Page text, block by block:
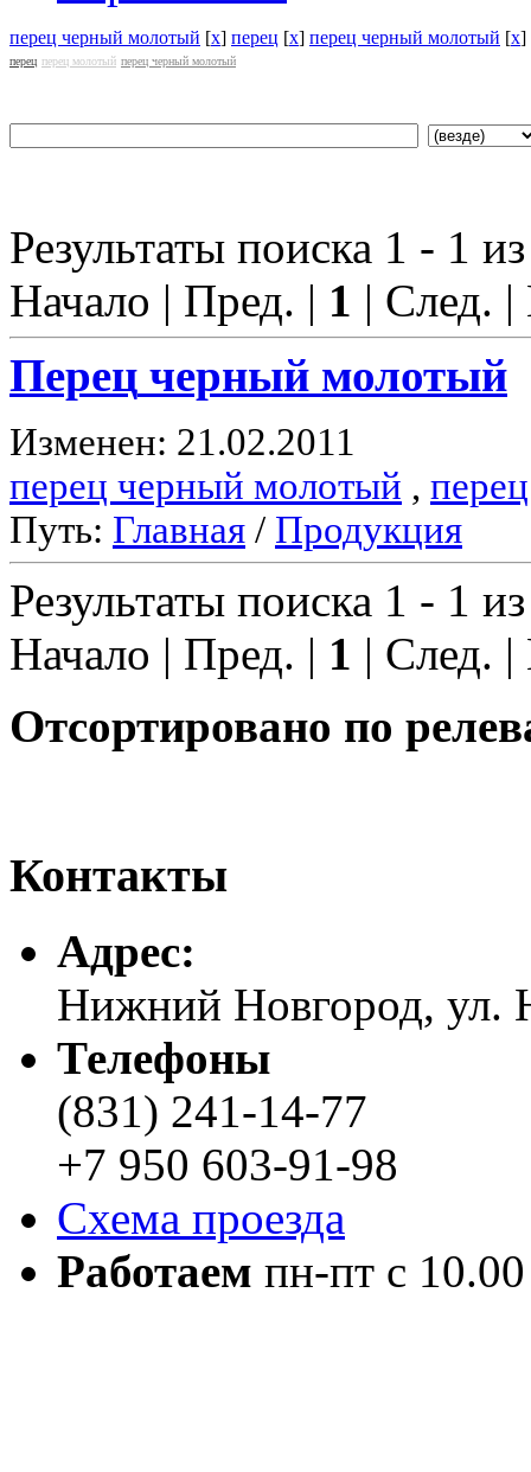
перец черный молотый [x] перец [x] перец черный молотый [x]
перец перец молотый перец черный молотый
Результаты поиска 1 - 1
Начало | Пред. | 1 | След.
Перец черный молотый
Изменен: 21.02.2011
перец черный молотый , перец
Путь: Главная / Продукция
Результаты поиска 1 - 1
Начало | Пред. | 1 | След.
Отсортировано по
Контакты
Адреc:
Нижний Новгород, ул.
Телефоны
(831) 241-14-77
+7 950 603-91-98
Схема проезда
Работаем пн-пт с